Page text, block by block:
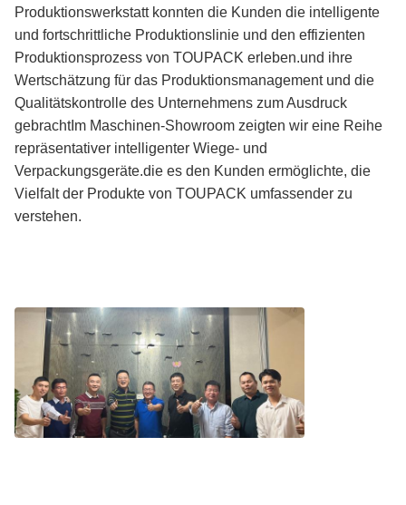
Produktionswerkstatt konnten die Kunden die intelligente
und fortschrittliche Produktionslinie und den effizienten
Produktionsprozess von TOUPACK erleben.und ihre
Wertschätzung für das Produktionsmanagement und die
Qualitätskontrolle des Unternehmens zum Ausdruck
gebrachtIm Maschinen-Showroom zeigten wir eine Reihe
repräsentativer intelligenter Wiege- und
Verpackungsgeräte.die es den Kunden ermöglichte, die
Vielfalt der Produkte von TOUPACK umfassender zu
verstehen.